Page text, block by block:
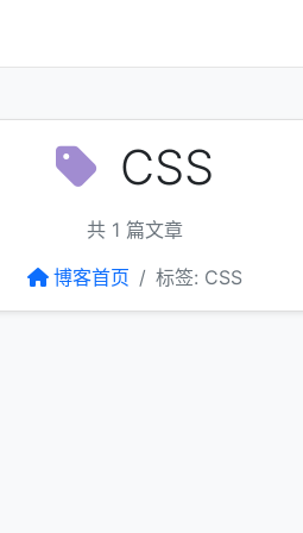
CSS
共 1 篇文章
博客首页
标签: CSS